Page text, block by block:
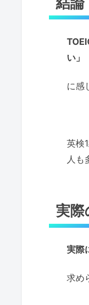
い」
に感
英検
人も
実際
実際
求め